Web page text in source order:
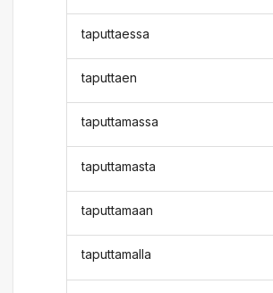
taputtaessa
taputtaen
taputtamassa
taputtamasta
taputtamaan
taputtamalla